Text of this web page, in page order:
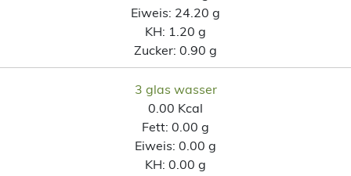
Eiweis: 24.20 g
KH: 1.20 g
Zucker: 0.90 g
3 glas wasser
0.00 Kcal
Fett: 0.00 g
Eiweis: 0.00 g
KH: 0.00 g